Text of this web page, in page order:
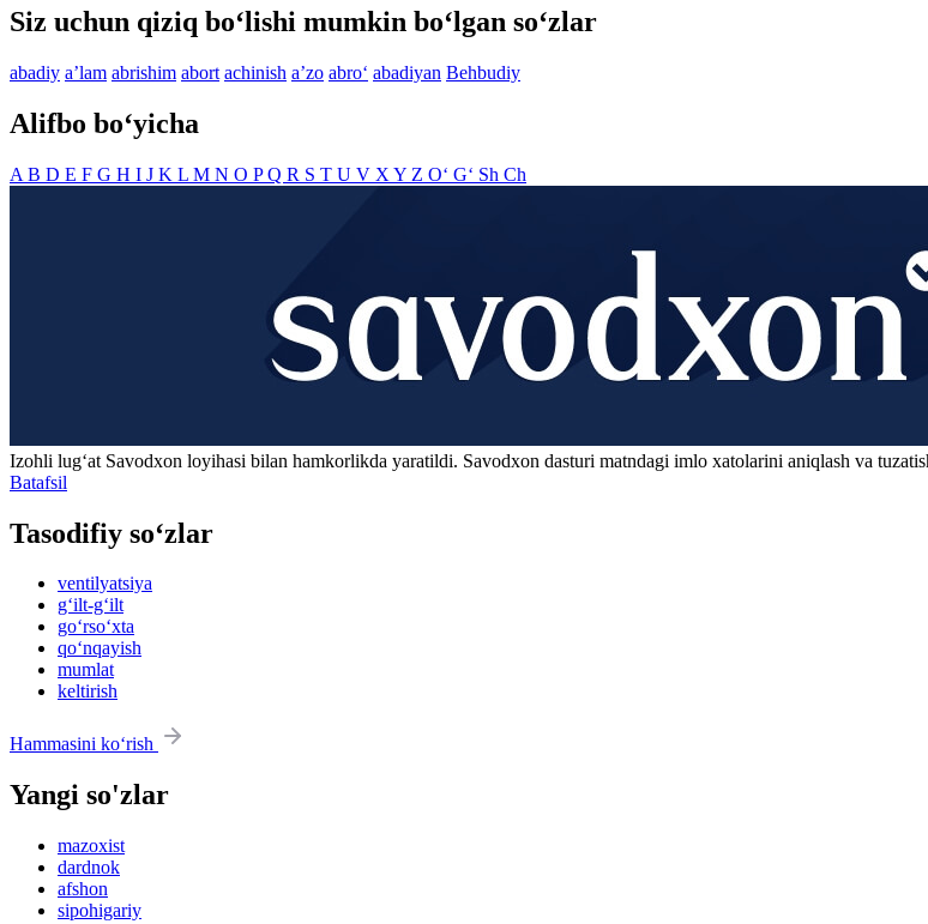
Siz uchun qiziq bo‘lishi mumkin bo‘lgan so‘zlar
abadiy aʼlam abrishim abort achinish aʼzo abro‘ abadiyan Behbudiy
Alifbo bo‘yicha
A B D E F G H I J K L M N O PQ R S T U V X Y Z O‘ G‘ Sh Ch
Izohli lugʻat Savodxon loyihasi bilan hamkorlikda yaratildi. Savodxon dasturi matndagi imlo xatolarini aniqlash va
Batafsil
Tasodifiy so‘zlar
ventilyatsiya
g‘ilt-g‘ilt
go‘rso‘xta
qo‘nqayish
mumlat
keltirish
Hammasini ko‘rish
Yangi so'zlar
mazoxist
dardnok
afshon
sipohigariy